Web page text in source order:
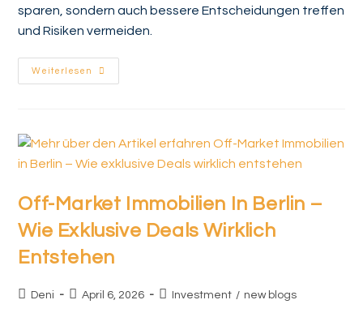
sparen, sondern auch bessere Entscheidungen treffen
und Risiken vermeiden.
Weiterlesen
Off-Market Immobilien In Berlin –
Wie Exklusive Deals Wirklich
Entstehen
Deni April 6, 2026 Investment / new blogs